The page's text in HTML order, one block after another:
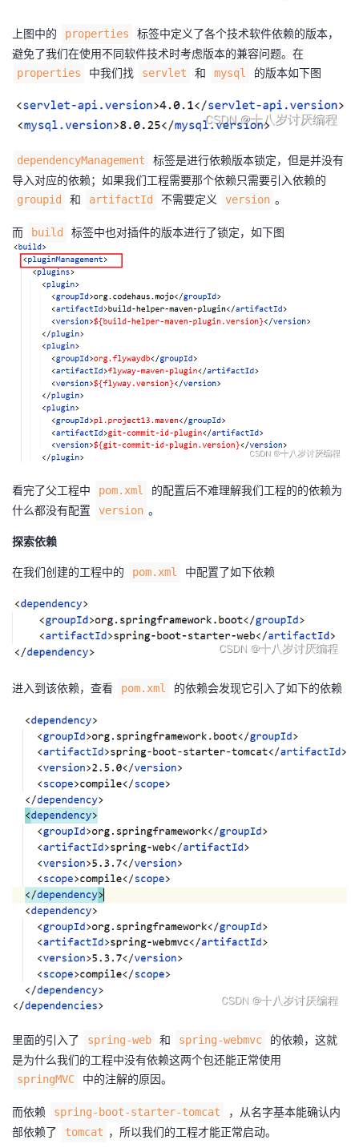
上图中的 properties
标签中定义了各个技术软件依赖的版本，
避免了我们在使用不同软件技术时考虑版本的兼容问题。在
properties 中我们找 servlet 和 mysql 的版本如下图
dependencyManagement
标签是进行依赖版本锁定，但是并没有
导入对应的依赖；如果我们工程需要那个依赖只需要引入依赖的
groupid 和 artifactId 不需要定义 version 。
而 build 标签中也对插件的版本进行了锁定，如下图
看完了父工程中 pom.xml
的配置后不难理解我们工程的的依赖为
什么都没有配置
version 。
探索依赖
在我们创建的工程中的 pom.xml 中配置了如下依赖
进入到该依赖，查看 pom.xml 的依赖会发现它引入了如下的依赖
里面的引入了 spring-web 和 spring-webmvc
的依赖，这就
是为什么我们的工程中没有依赖这两个包还能正常使用
springMVC 中的注解的原因。
而依赖 spring-boot-starter-tomcat
，从名字基本能确认内
部依赖了
tomcat ，所以我们的工程才能正常启动。